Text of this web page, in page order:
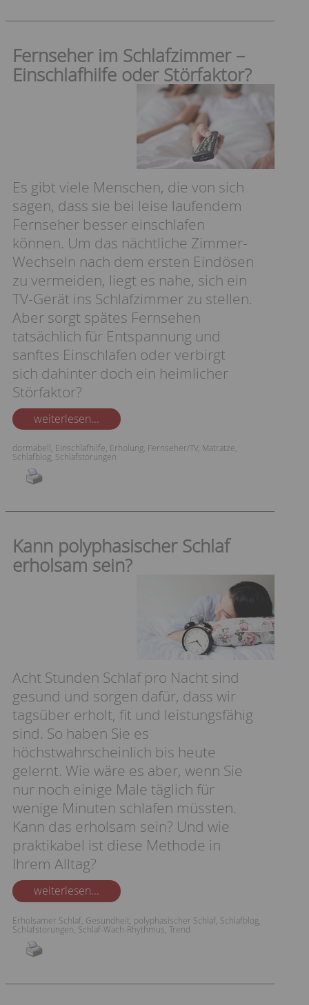
Fernseher im Schlafzimmer –
Einschlafhilfe oder Störfaktor?
Es gibt viele Menschen, die von sich
sagen, dass sie bei leise laufendem
Fernseher besser einschlafen
können. Um das nächtliche Zimmer-
Wechseln nach dem ersten Eindösen
zu vermeiden, liegt es nahe, sich ein
TV-Gerät ins Schlafzimmer zu stellen.
Aber sorgt spätes Fernsehen
tatsächlich für Entspannung und
sanftes Einschlafen oder verbirgt
sich dahinter doch ein heimlicher
Störfaktor?
weiterlesen...
dormabell, Einschlafhilfe, Erholung, Fernseher/TV, Matratze,
Schlafblog, Schlafstörungen
Kann polyphasischer Schlaf
erholsam sein?
Acht Stunden Schlaf pro Nacht sind
gesund und sorgen dafür, dass wir
tagsüber erholt, fit und leistungsfähig
sind. So haben Sie es
höchstwahrscheinlich bis heute
gelernt. Wie wäre es aber, wenn Sie
nur noch einige Male täglich für
wenige Minuten schlafen müssten.
Kann das erholsam sein? Und wie
praktikabel ist diese Methode in
Ihrem Alltag?
weiterlesen...
Erholsamer Schlaf Gesundheit polyphasischer Schlaf Schlafblog
Schlafstörungen Schlaf-Wach-Rhythmus Trend